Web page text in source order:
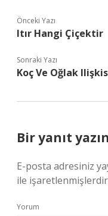
Önceki Yazı
Itır Hangi Çiçektir
Sonraki Yazı
Koç Ve Oğlak
Bir yanıt yazın
E-posta adresiniz
ile işaretlenmişlerdir
Yorum